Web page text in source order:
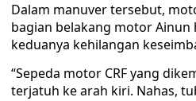
Dalam manuver tersebut,
bagian belakang motor Ainun
keduanya kehilangan
“Sepeda motor CRF yang
terjatuh ke arah kiri. Nahas,